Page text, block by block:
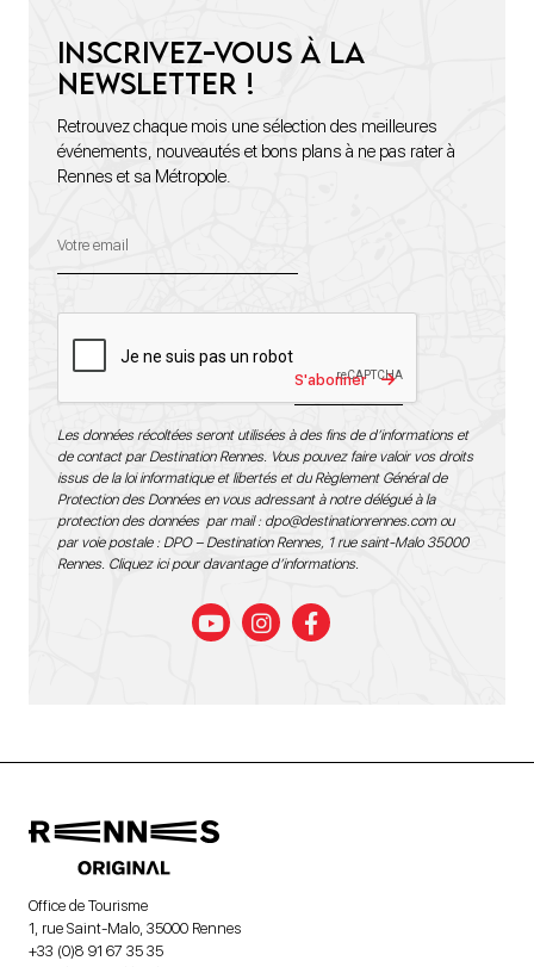
Inscrivez-vous à la
newsletter !
Retrouvez chaque mois une sélection des meilleures
événements, nouveautés et bons plans à ne pas rater à
Rennes et sa Métropole.
S'abonner
Les données récoltées seront utilisées à des fins de d’informations et
de contact par Destination Rennes. Vous pouvez faire valoir vos droits
issus de la loi informatique et libertés et du Règlement Général de
Protection des Données en vous adressant à notre délégué à la
protection des données par mail : dpo@destinationrennes.comou
par voie postale : DPO – Destination Rennes, 1 rue saint-Malo 35000
Rennes. Cliquez ici pour davantage d’informations.
Office de Tourisme
1, rue Saint-Malo, 35000 Rennes
+33 (0)8 91 67 35 35